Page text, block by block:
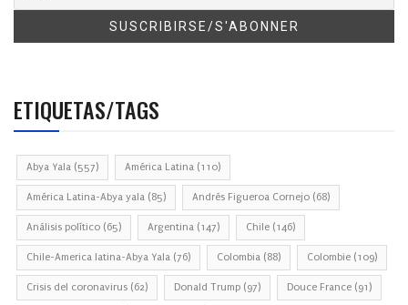
ETIQUETAS/TAGS
Abya Yala (557) América Latina (110)
América Latina-Abya yala (85) Andrés Figueroa Cornejo (68)
Análisis político (65) Argentina (147) Chile (146)
Chile-America latina-Abya Yala (76) Colombia (88) Colombie (109)
Crisis del coronavirus (62) Donald Trump (97) Douce France (91)